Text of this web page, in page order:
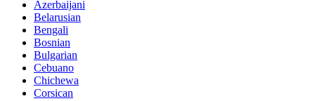
Azerbaijani
Belarusian
Bengali
Bosnian
Bulgarian
Cebuano
Chichewa
Corsican